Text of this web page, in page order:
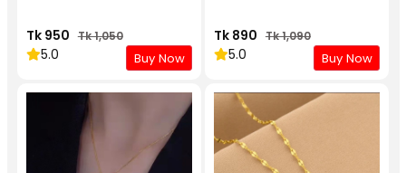
Tk 950 Tk 1,050
5.0 Buy Now
Tk 890 Tk 1,090
5.0 Buy Now